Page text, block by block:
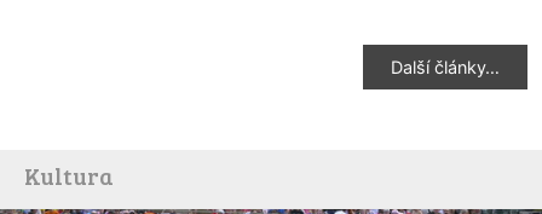
Další články…
Kultura